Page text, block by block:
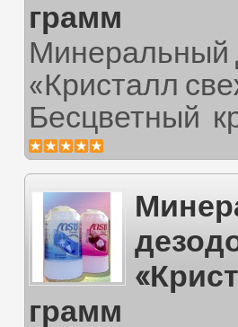
грамм
Минеральный
«Кристалл
Бесцветный
грамм